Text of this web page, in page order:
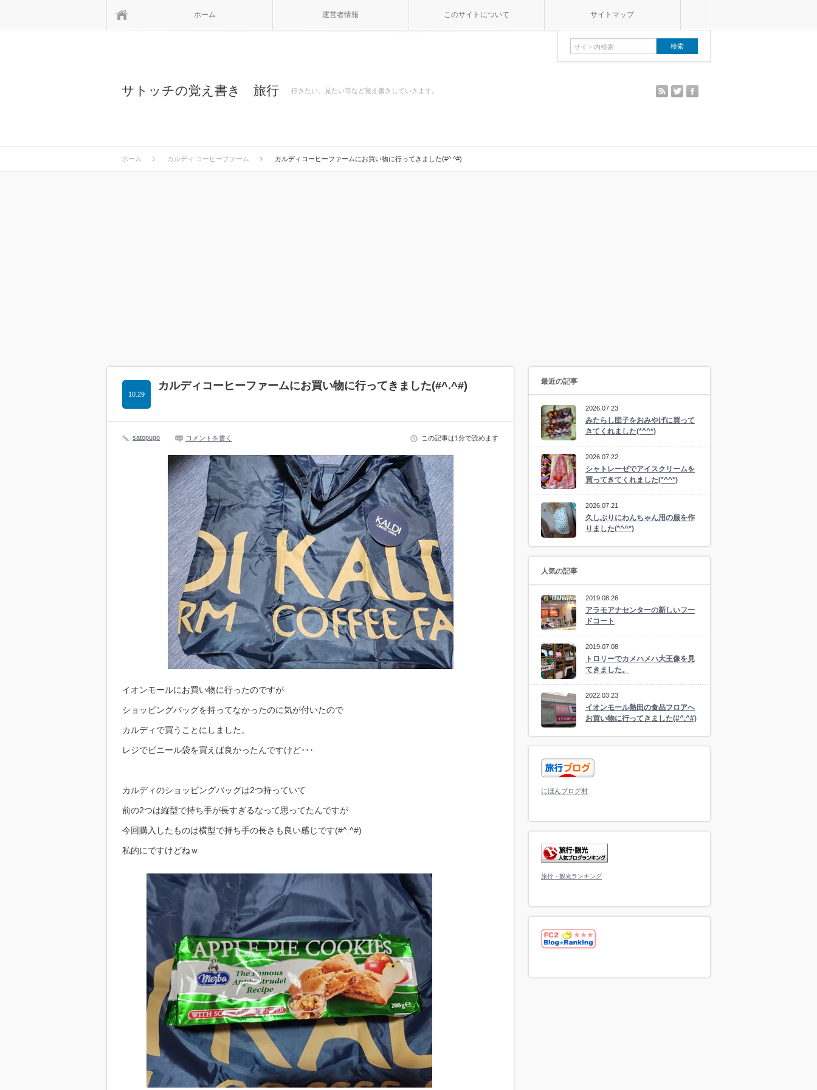
ホーム 運営者情報 このサイトについて サイトマップ
サトッチの覚え書き 旅行 行きたい、見たい等など覚え書きしていきます。 rss twitter
ホーム カルディ コーヒーファーム カルディコーヒーファームにお買い物に行ってきました(#^.^#)
カルディコーヒーファームにお買い物に行ってきました(#^.^#)
10.29
satopugo コメントを書く この記事は1分で読めます
イオンモールにお買い物に行ったのですが
ショッピングバッグを持ってなかったのに気が付いたので
カルディで買うことにしました。
レジでビニール袋を買えば良かったんですけど･･･
カルディのショッピングバッグは2つ持っていて
前の2つは縦型で持ち手が長すぎるなって思ってたんですが
今回購入したものは横型で持ち手の長さも良い感じです(#^.^#)
私的にですけどねｗ
最近の記事
2026.07.23
みたらし団子をおみやげに買って
きてくれました(*^^*)
2026.07.22
シャトレーゼでアイスクリームを
買ってきてくれました(*^^*)
2026.07.21
久しぶりにわんちゃん用の服を作
りました(*^^*)
人気の記事
2019.08.26
アラモアナセンターの新しいフー
ドコート
2019.07.08
トロリーでカメハメハ大王像を見
てきました。
2022.03.23
イオンモール熱田の食品フロアへ
お買い物に行ってきました(#^.^#)
にほんブログ村
旅行・観光ランキング